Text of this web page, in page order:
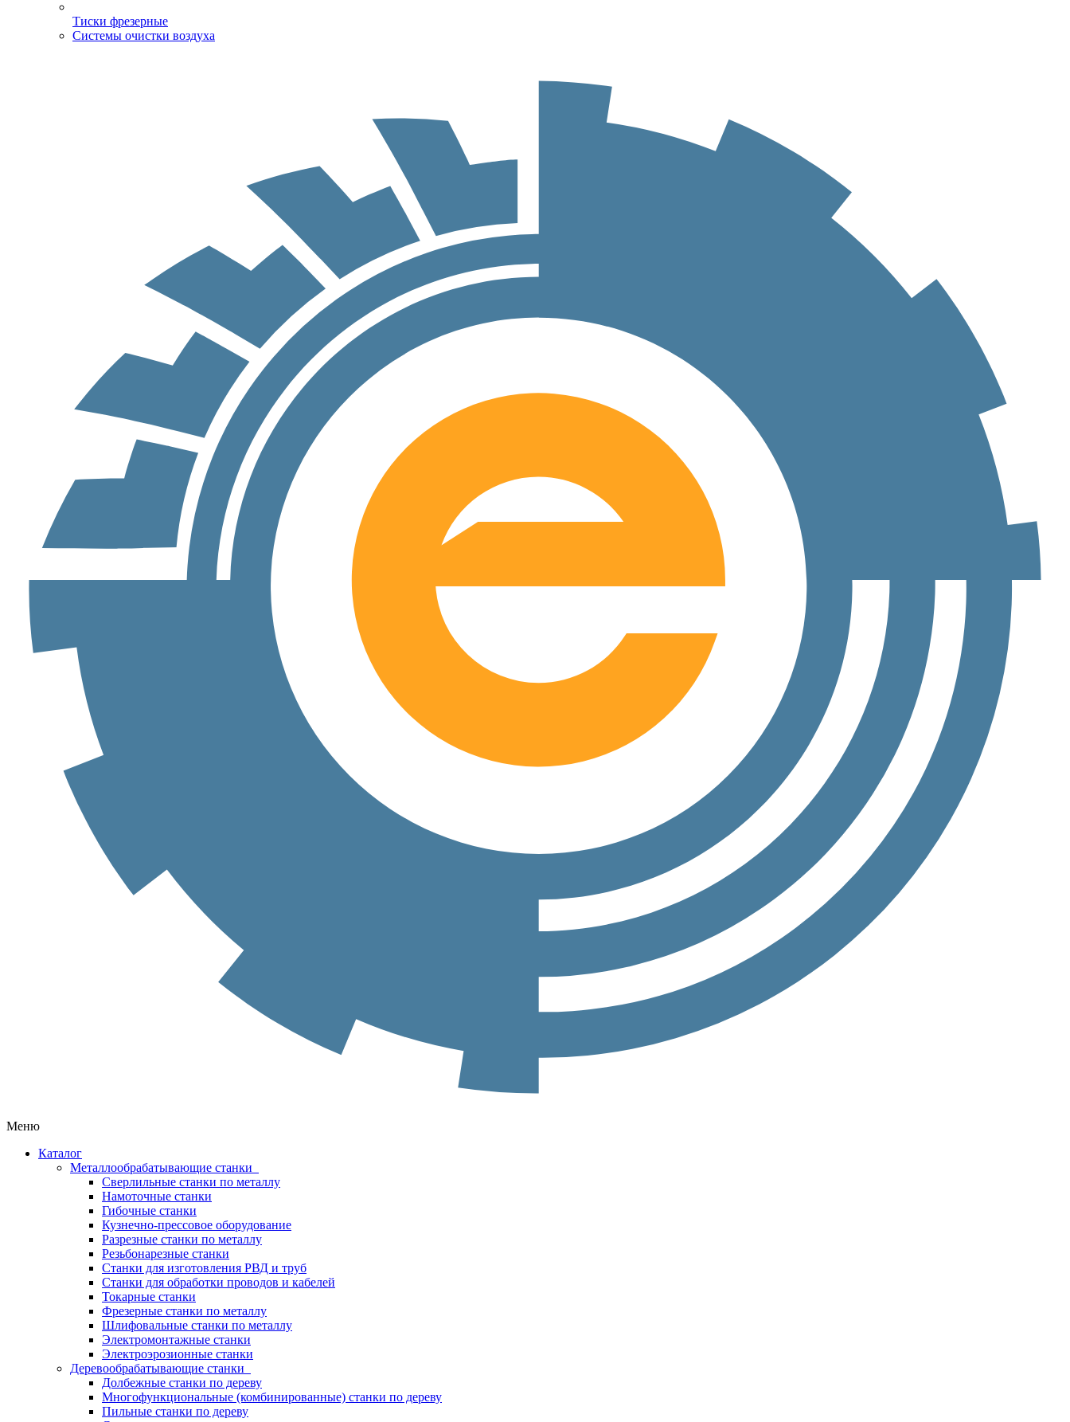
Тиски фрезерные
Системы очистки воздуха
Меню
Каталог
Металлообрабатывающие станки
Сверлильные станки по металлу
Намоточные станки
Гибочные станки
Кузнечно-прессовое оборудование
Разрезные станки по металлу
Резьбонарезные станки
Станки для изготовления РВД и труб
Станки для обработки проводов и кабелей
Токарные станки
Фрезерные станки по металлу
Шлифовальные станки по металлу
Электромонтажные станки
Электроэрозионные станки
Деревообрабатывающие станки
Долбежные станки по дереву
Многофункциональные (комбинированные) станки по дереву
Пильные станки по дереву